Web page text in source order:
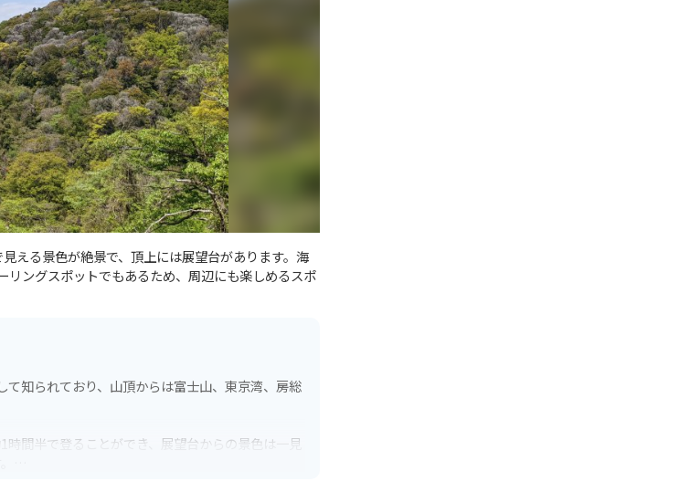
える景色が絶景で、頂上には展望台があります。海
ングスポットでもあるため、周辺にも楽しめるスポ
知られており、山頂からは富士山、東京湾、房総
間半で登ることができ、展望台からの景色は一見